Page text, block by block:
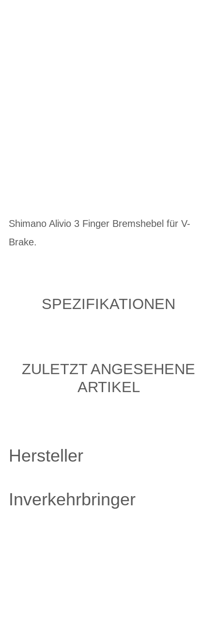
Shimano Alivio 3 Finger Bremshebel für V-
Brake.
SPEZIFIKATIONEN
ZULETZT ANGESEHENE
ARTIKEL
Hersteller
Inverkehrbringer